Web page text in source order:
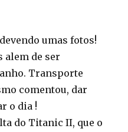
umas fotos!
alem de ser
Transporte
comentou, dar
o dia !
do Titanic II, que o